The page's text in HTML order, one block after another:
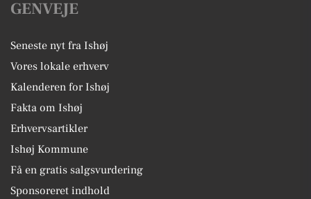
GENVEJE
Seneste nyt fra Ishøj
Vores lokale erhverv
Kalenderen for Ishøj
Fakta om Ishøj
Erhvervsartikler
Ishøj Kommune
Få en gratis salgsvurdering
Sponsoreret indhold